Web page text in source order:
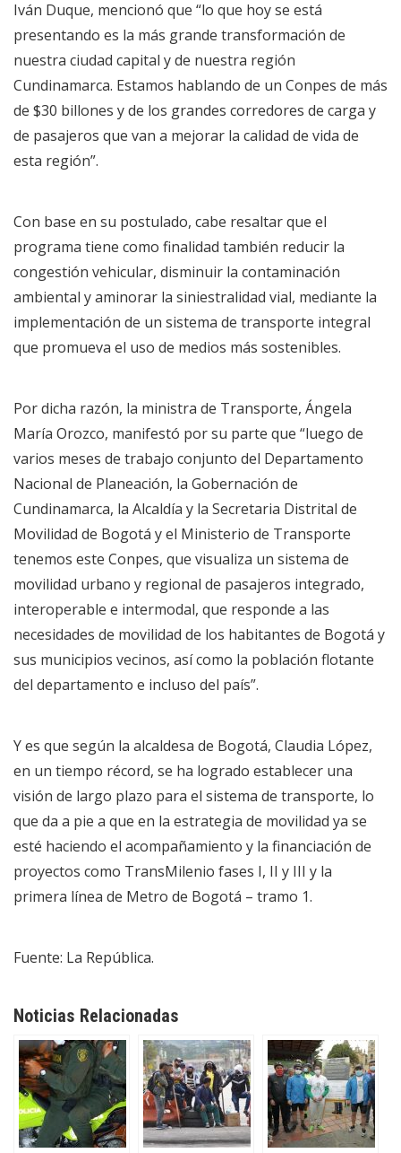
Iván Duque, mencionó que “lo que hoy se está
presentando es la más grande transformación de
nuestra ciudad capital y de nuestra región
Cundinamarca. Estamos hablando de un Conpes de más
de $30 billones y de los grandes corredores de carga y
de pasajeros que van a mejorar la calidad de vida de
esta región”.
Con base en su postulado, cabe resaltar que el
programa tiene como finalidad también reducir la
congestión vehicular, disminuir la contaminación
ambiental y aminorar la siniestralidad vial, mediante la
implementación de un sistema de transporte integral
que promueva el uso de medios más sostenibles.
Por dicha razón, la ministra de Transporte, Ángela
María Orozco, manifestó por su parte que “luego de
varios meses de trabajo conjunto del Departamento
Nacional de Planeación, la Gobernación de
Cundinamarca, la Alcaldía y la Secretaria Distrital de
Movilidad de Bogotá y el Ministerio de Transporte
tenemos este Conpes, que visualiza un sistema de
movilidad urbano y regional de pasajeros integrado,
interoperable e intermodal, que responde a las
necesidades de movilidad de los habitantes de Bogotá y
sus municipios vecinos, así como la población flotante
del departamento e incluso del país”.
Y es que según la alcaldesa de Bogotá, Claudia López,
en un tiempo récord, se ha logrado establecer una
visión de largo plazo para el sistema de transporte, lo
que da a pie a que en la estrategia de movilidad ya se
esté haciendo el acompañamiento y la financiación de
proyectos como TransMilenio fases I, II y III y la
primera línea de Metro de Bogotá – tramo 1.
Fuente: La República.
Noticias Relacionadas